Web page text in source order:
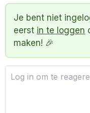
Je bent niet
eerst in te loggen
maken! 🎉